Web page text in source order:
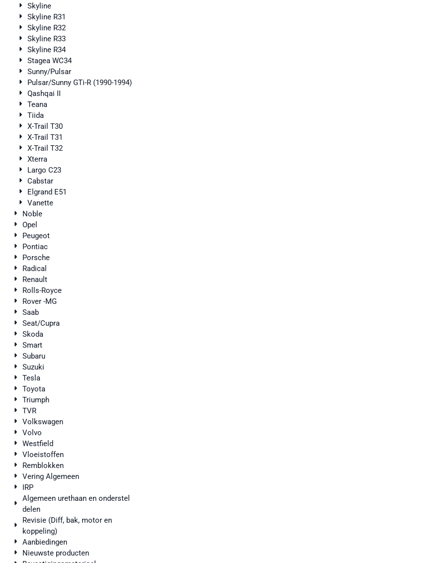
Skyline
Skyline R31
Skyline R32
Skyline R33
Skyline R34
Stagea WC34
Sunny/Pulsar
Pulsar/Sunny GTi-R (1990-1994)
Qashqai II
Teana
Tiida
X-Trail T30
X-Trail T31
X-Trail T32
Xterra
Largo C23
Cabstar
Elgrand E51
Vanette
Noble
Opel
Peugeot
Pontiac
Porsche
Radical
Renault
Rolls-Royce
Rover -MG
Saab
Seat/Cupra
Skoda
Smart
Subaru
Suzuki
Tesla
Toyota
Triumph
TVR
Volkswagen
Volvo
Westfield
Vloeistoffen
Remblokken
Vering Algemeen
IRP
Algemeen urethaan en onderstel
delen
Revisie (Diff, bak, motor en
koppeling)
Aanbiedingen
Nieuwste producten